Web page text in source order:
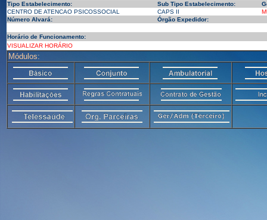
Tipo Estabelecimento:
Sub Tipo Estabelecimento:
CENTRO DE ATENCAO PSICOSSOCIAL
CAPS II
Número Alvará:
Órgão Expedidor:
Horário de Funcionamento:
VISUALIZAR HORÁRIO
Módulos: